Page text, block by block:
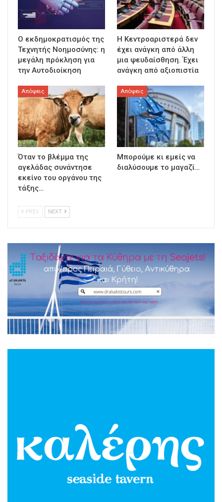
Ο εκδημοκρατισμός της
Τεχνητής Νοημοσύνης: η
μεγάλη πρόκληση για
την Αυτοδιοίκηση
Η Κεντροαριστερά δεν
έχει ανάγκη από άλλη
μια ψευδαίσθηση. Έχει
ανάγκη από αξιοπιστία
Απόψεις
Όταν το βλέμμα της
αγελάδας συνάντησε
εκείνο του οργάνου της
τάξης…
Απόψεις
Μπορούμε κι εμείς να
διαλύσουμε το μαγαζί…
PREV NEXT